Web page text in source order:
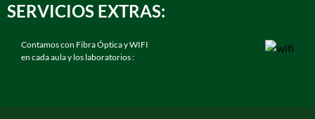
SERVICIOS EXTRAS:
Contamos con Fibra Óptica y WIFI
en cada aula y los laboratorios :